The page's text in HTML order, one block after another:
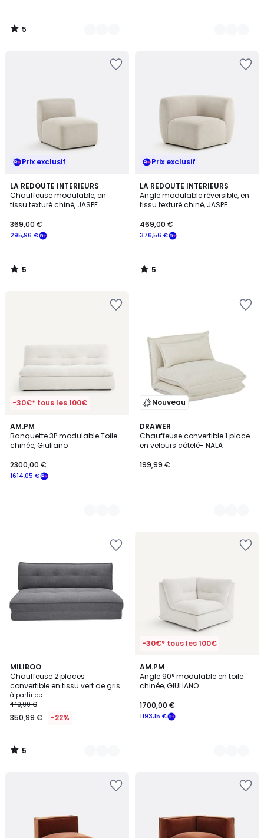
5
/
Prix exclusif
LA REDOUTE INTERIEURS
Chauffeuse modulable, en
tissu texturé chiné, JASPE
295,96 €
369,00 €
5
/
5
5
/
Prix exclusif
LA REDOUTE INTERIEURS
Angle modulable réversible, en
tissu texturé chiné, JASPE
376,56 €
469,00 €
5
/
5
5
/
-30€* tous les 100€
AM.PM
Banquette 3P modulable Toile
chinée, Giuliano
1614,05 €
2300,00 €
7
Couleurs
Nouveau
DRAWER
Chauffeuse convertible 1 place
en velours côtelé- NALA
199,99 €
3
Couleurs
MILIBOO
Chauffeuse 2 places
convertible en tissu vert de gris
SALLY
à partir de
449,99 €
350,99 € -22%
5
/
5
4
Couleurs
5
/
-30€* tous les 100€
AM.PM
Angle 90° modulable en toile
chinée, GIULIANO
1193,15 €
1700,00 €
7
Couleurs